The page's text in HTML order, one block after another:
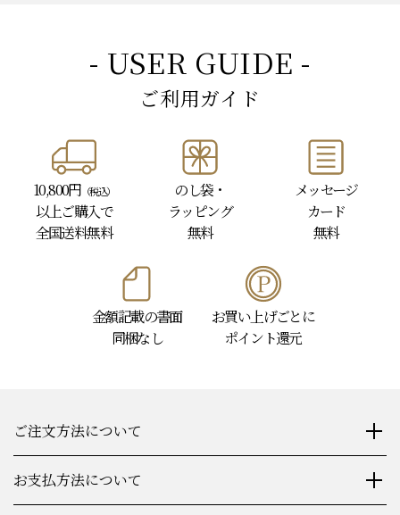
- USER GUIDE -
ご利用ガイド
10,800円 （税込）
以上ご購入で
全国送料無料
のし袋・
ラッピング
無料
メッセージ
カード
無料
金額記載の書面
同梱なし
お買い上げごとに
ポイント還元
ご注文方法について
お支払方法について